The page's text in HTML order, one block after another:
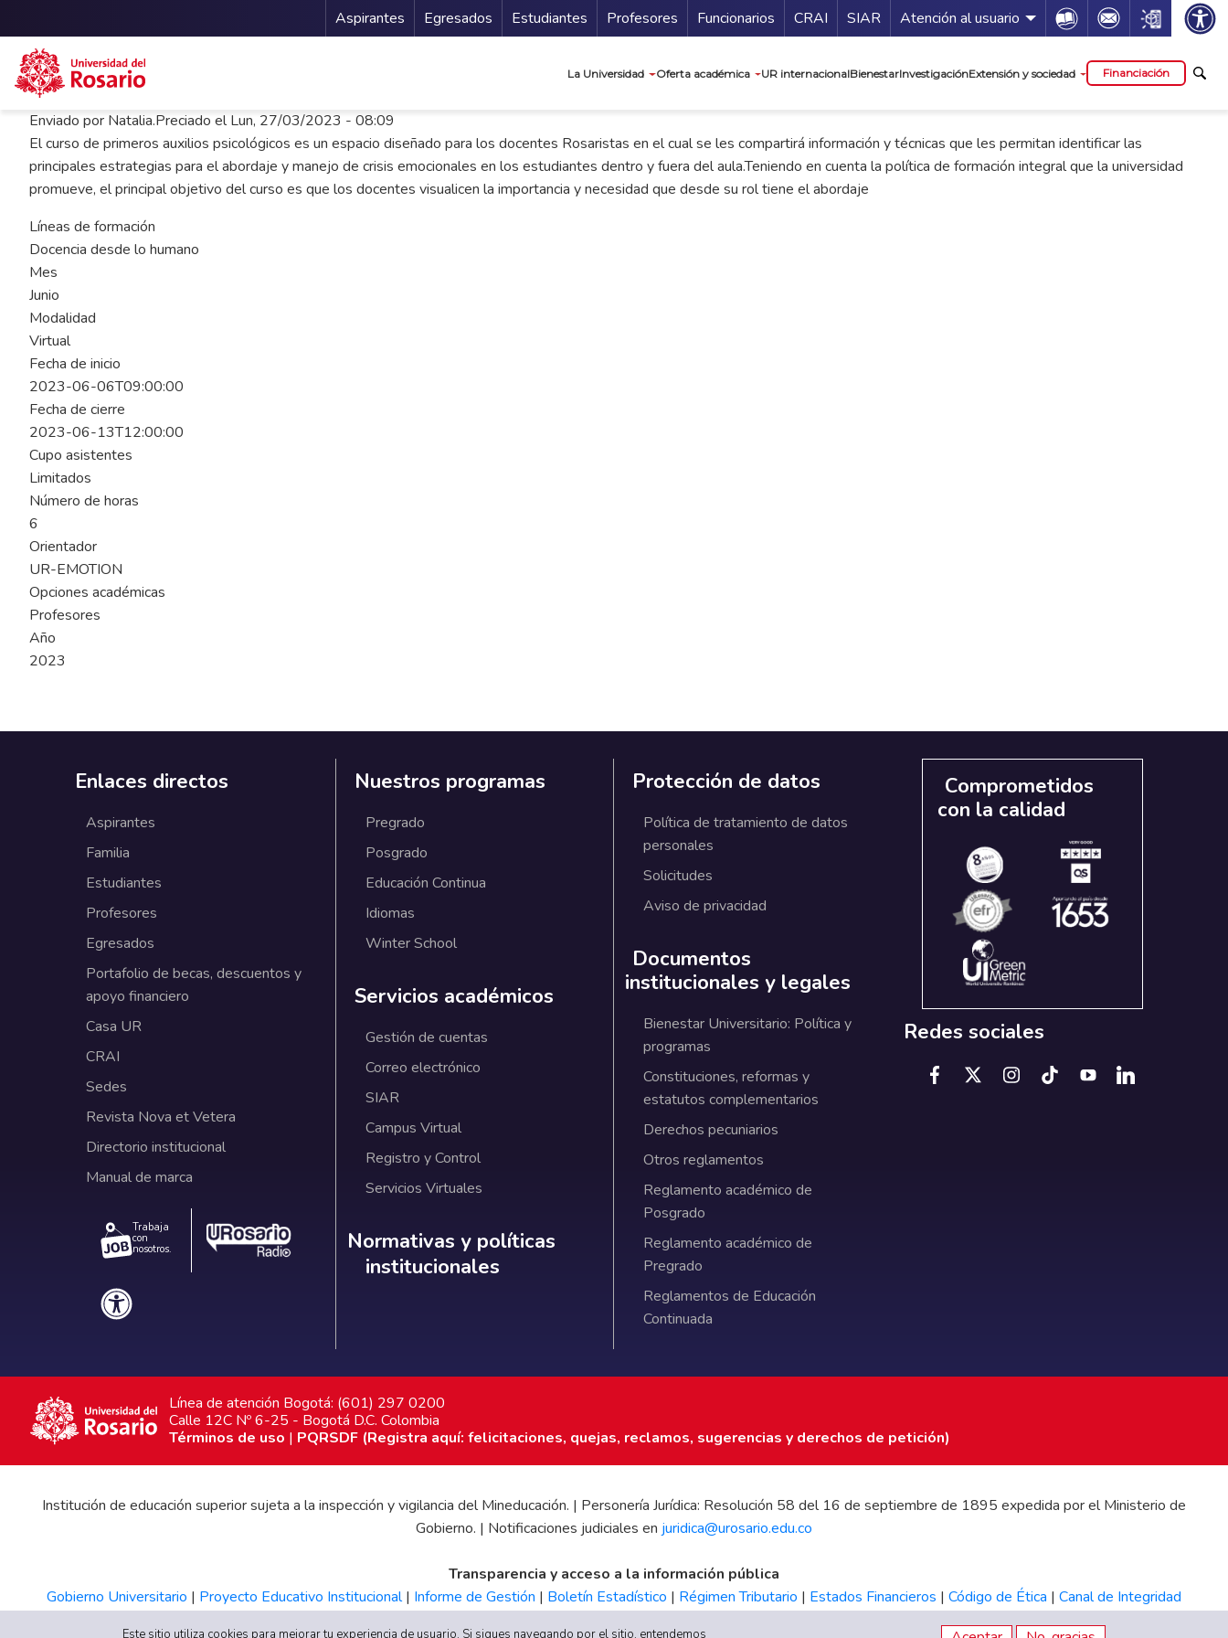
Pasar al contenido principal
Menu Secundario
Aspirantes Egresados Estudiantes Profesores Funcionarios Guía de servicios
CRAI SIAR Atención al usuario Icon Icon Icon
La Universidad Oferta académica UR internacionalBienestarInvestigaciónExtensión y sociedad Financiación
Enviado por Natalia.Preciado elLun, 27/03/2023 - 08:09
El curso de primeros auxilios psicológicos es un espacio diseñado para los docentes Rosaristas en el cual se les compartirá información y técnicas que les permitan identificar las
principales estrategias para el abordaje y manejo de crisis emocionales en los estudiantes dentro y fuera del aula.Teniendo en cuenta la política de formación integral que la universidad
promueve, el principal objetivo del curso es que los docentes visualicen la importancia y necesidad que desde su rol tiene el abordaje
Líneas de formación
Docencia desde lo humano
Mes
Junio
Modalidad
Virtual
Fecha de inicio
2023-06-06T09:00:00
Fecha de cierre
2023-06-13T12:00:00
Cupo asistentes
Limitados
Número de horas
6
Orientador
UR-EMOTION
Opciones académicas
Profesores
Año
2023
Enlaces directos
Aspirantes
Familia
Estudiantes
Profesores
Egresados
Portafolio de becas, descuentos y
apoyo financiero
Casa UR
CRAI
Sedes
Revista Nova et Vetera
Directorio institucional
Manual de marca
Trabaja
con
nosotros.
Nuestros programas
Pregrado
Posgrado
Educación Continua
Idiomas
Winter School
Servicios académicos
Gestión de cuentas
Correo electrónico
SIAR
Campus Virtual
Registro y Control
Servicios Virtuales
Normativas y políticas institucionales
Normativas y políticas
institucionales
Protección de datos
Política de tratamiento de datos
personales
Solicitudes
Aviso de privacidad
Documentos
institucionales y legales
Bienestar Universitario: Política y
programas
Constituciones, reformas y
estatutos complementarios
Derechos pecuniarios
Otros reglamentos
Reglamento académico de
Posgrado
Reglamento académico de
Pregrado
Reglamentos de Educación
Continuada
Comprometidos
con la calidad
Redes sociales
Línea de atención Bogotá: (601) 297 0200
Calle 12C Nº 6-25 - Bogotá D.C. Colombia
Términos de uso | PQRSDF (Registra aquí: felicitaciones, quejas, reclamos, sugerencias y derechos de petición)
Institución de educación superior sujeta a la inspección y vigilancia del Mineducación. | Personería Jurídica: Resolución 58 del 16 de septiembre de 1895 expedida por el Ministerio de
Gobierno. | Notificaciones judiciales en juridica@urosario.edu.co
Transparencia y acceso a la información pública
Gobierno Universitario | Proyecto Educativo Institucional| Informe de Gestión | Boletín Estadístico | Régimen Tributario | Estados Financieros | Código de Ética | Canal de Integridad
Este sitio utiliza cookies para mejorar tu experiencia de usuario. Si sigues navegando por el sitio, entendemos